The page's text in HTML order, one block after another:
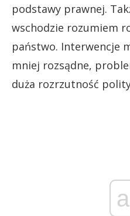
podstawy prawnej.
wschodzie rozumiem
państwo. Interwencje
mniej rozsądne,
duża rozrzutność